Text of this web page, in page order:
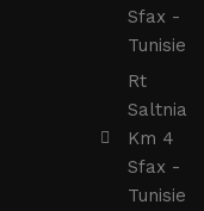
Sfax -
Tunisie
Rt
Saltnia
Km 4
Sfax -
Tunisie